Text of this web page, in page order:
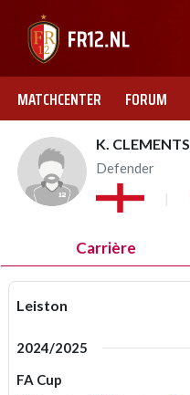
MATCHCENTER FORUM
K. CLEMENTS
Defender
Carrière
Leiston
2024/2025
FA Cup